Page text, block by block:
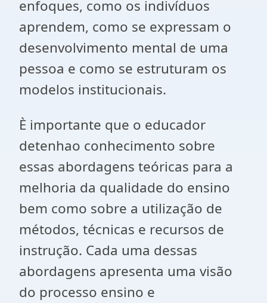
enfoques, como os indivíduos
aprendem, como se expressam o
desenvolvimento mental de uma
pessoa e como se estruturam os
modelos institucionais.
È importante que o educador
detenhao conhecimento sobre
essas abordagens teóricas para a
melhoria da qualidade do ensino
bem como sobre a utilização de
métodos, técnicas e recursos de
instrução. Cada uma dessas
abordagens apresenta uma visão
do processo ensino e